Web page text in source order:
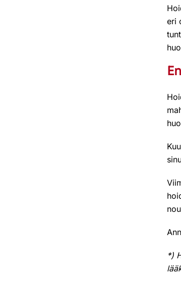
eri
*)